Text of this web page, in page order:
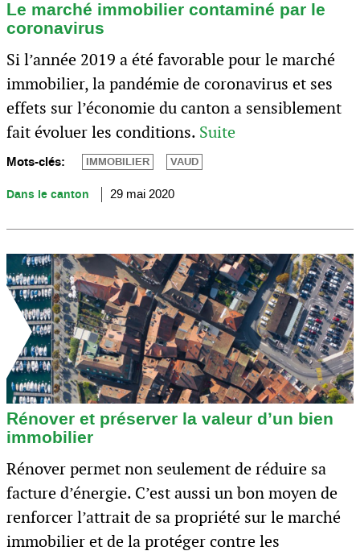
Le marché immobilier contaminé par le
coronavirus
Si l’année 2019 a été favorable pour le marché
immobilier, la pandémie de coronavirus et ses
effets sur l’économie du canton a sensiblement
fait évoluer les conditions. Suite
Mots-clés: IMMOBILIER VAUD
Dans le canton 29 mai 2020
Rénover et préserver la valeur d’un bien
immobilier
Rénover permet non seulement de réduire sa
facture d’énergie. C’est aussi un bon moyen de
renforcer l’attrait de sa propriété sur le marché
immobilier et de la protéger contre les